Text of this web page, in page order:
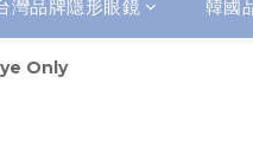
灣品牌隱形眼鏡 韓國
Only